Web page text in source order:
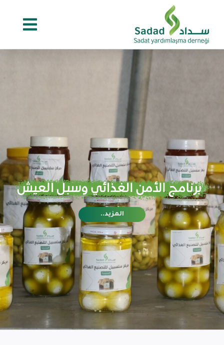
content
المزيد..